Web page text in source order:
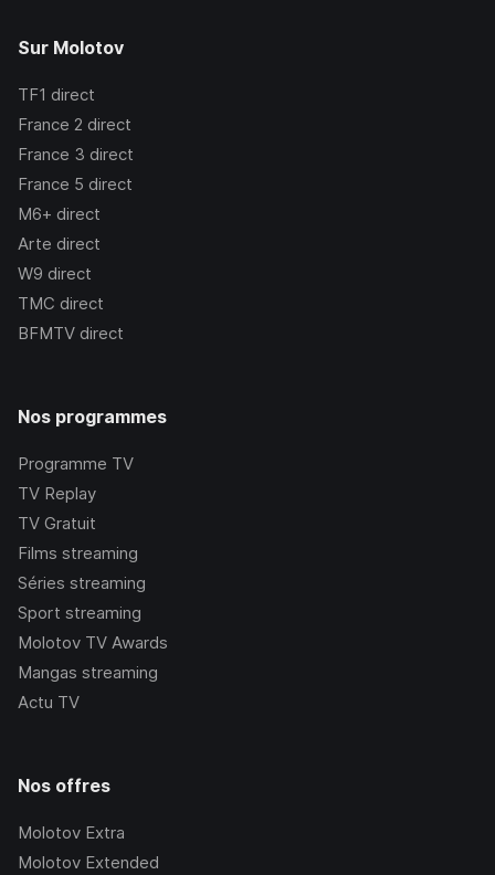
Sur Molotov
TF1 direct
France 2 direct
France 3 direct
France 5 direct
M6+ direct
Arte direct
W9 direct
TMC direct
BFMTV direct
Nos programmes
Programme TV
TV Replay
TV Gratuit
Films streaming
Séries streaming
Sport streaming
Molotov TV Awards
Mangas streaming
Actu TV
Nos offres
Molotov Extra
Molotov Extended